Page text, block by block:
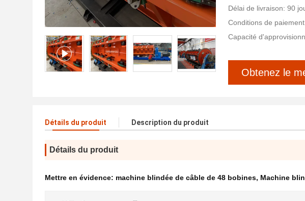
Délai de livraison: 90
Conditions de
Capacité
Obtenez le
Détails du produit Description du produit
Détails du produit
Mettre en évidence: machine blindée de câble de 48 bobines, Machine